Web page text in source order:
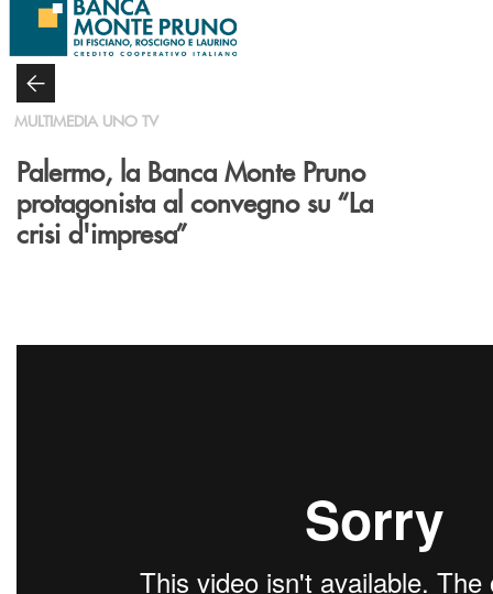
Salta al contenuto principale
MULTIMEDIA UNO TV
Palermo, la Banca Monte Pruno
protagonista al convegno su “La
crisi d'impresa”